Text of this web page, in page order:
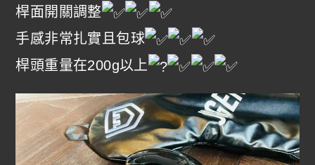
桿面開關調整
手感非常扎實且包球
桿頭重量在200g以上